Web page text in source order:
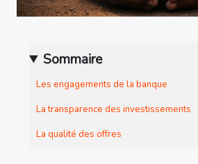
Sommaire
Les engagements de la banque
La transparence des investissements
La qualité des offres